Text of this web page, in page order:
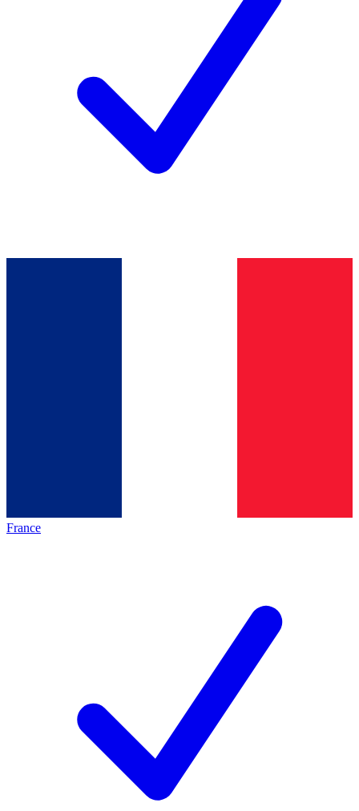
France